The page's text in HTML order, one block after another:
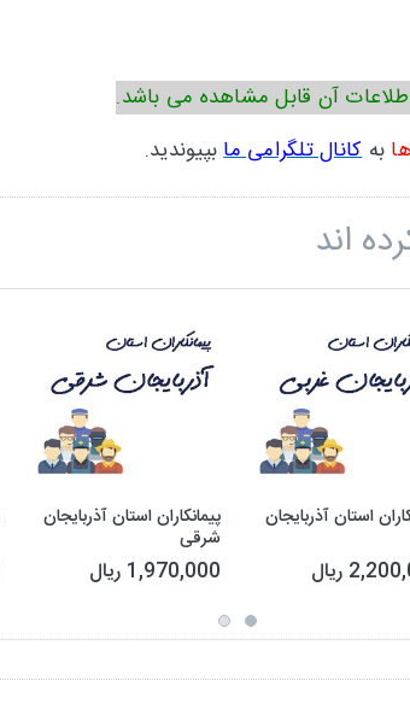
آن قابل مشاهده می باشد.
بهکانال تلگرامی مابپیوندید.
اند
استان آذربایجان
ریال
پیمانکاران استان آذربایجان
شرقی
1,970,000 ریال